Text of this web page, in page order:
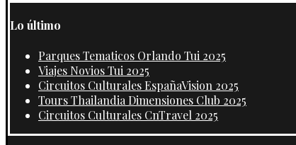
Lo último
Parques Tematicos Orlando Tui 2025
Viajes Novios Tui 2025
Circuitos Culturales EspañaVision 2025
Tours Thailandia Dimensiones Club 2025
Circuitos Culturales CnTravel 2025